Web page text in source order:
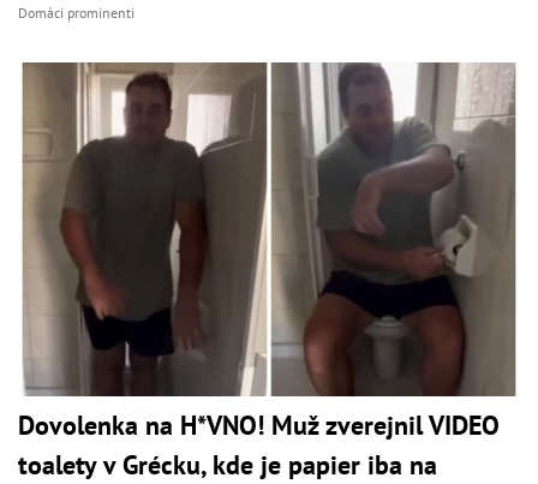
Domáci prominenti
Dovolenka na H*VNO! Muž zverejnil VIDEO
toalety v Grécku, kde je papier iba na